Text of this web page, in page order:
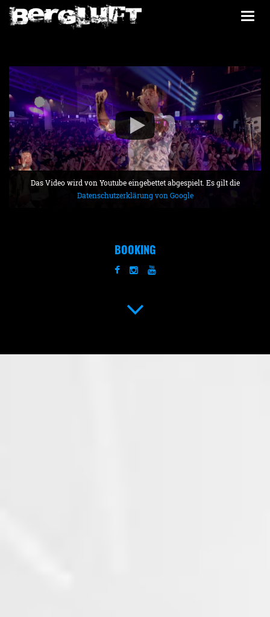
Das Video wird von Youtube eingebettet abgespielt. Es gilt die
Datenschutzerklärung von Google
BOOKING